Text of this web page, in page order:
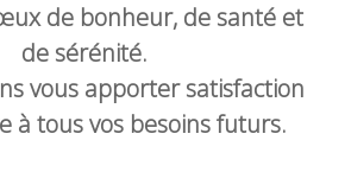
de bonheur, de santé et
de sérénité.
vous apporter satisfaction
à tous vos besoins futurs.